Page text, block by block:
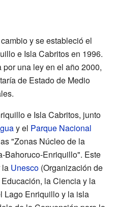
y se estableció el
e Isla Cabritos en 1996.
una ley en el año 2000,
de Estado de Medio
e Isla Cabritos, junto
y el Parque Nacional
"Zonas Núcleo de la
Bahoruco-Enriquillo". Este
la Unesco (Organización de
la Ciencia y la
Lago Enriquillo y la isla